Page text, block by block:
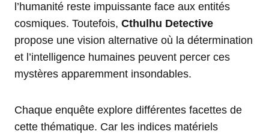
l’humanité reste impuissante face aux entités
cosmiques. Toutefois, Cthulhu Detective
propose une vision alternative où la détermination
et l’intelligence humaines peuvent percer ces
mystères apparemment insondables.
Chaque enquête explore différentes facettes de
cette thématique. Car les indices matériels